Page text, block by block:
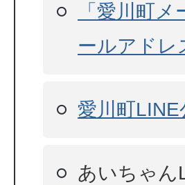
「愛川町
ールアドレ
愛川町
あいちゃん